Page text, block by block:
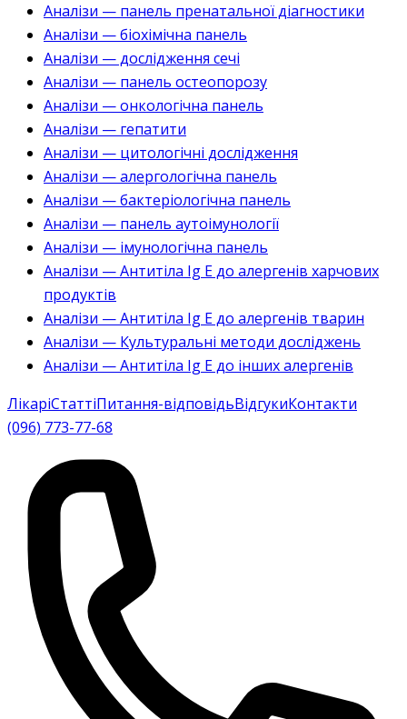
Аналізи — панель пренатальної діагностики
Аналізи — біохімічна панель
Аналізи — дослідження сечі
Аналізи — панель остеопорозу
Аналізи — онкологічна панель
Аналізи — гепатити
Аналізи — цитологічні дослідження
Аналізи — алергологічна панель
Аналізи — бактеріологічна панель
Аналізи — панель аутоімунології
Аналізи — імунологічна панель
Аналізи — Антитіла Ig E до алергенів харчових
продуктів
Аналізи — Антитіла Ig E до алергенів тварин
Аналізи — Культуральні методи досліджень
Аналізи — Антитіла Ig E до інших алергенів
ЛікаріСтаттіПитання-відповідьВідгукиКонтакти
(096) 773-77-68